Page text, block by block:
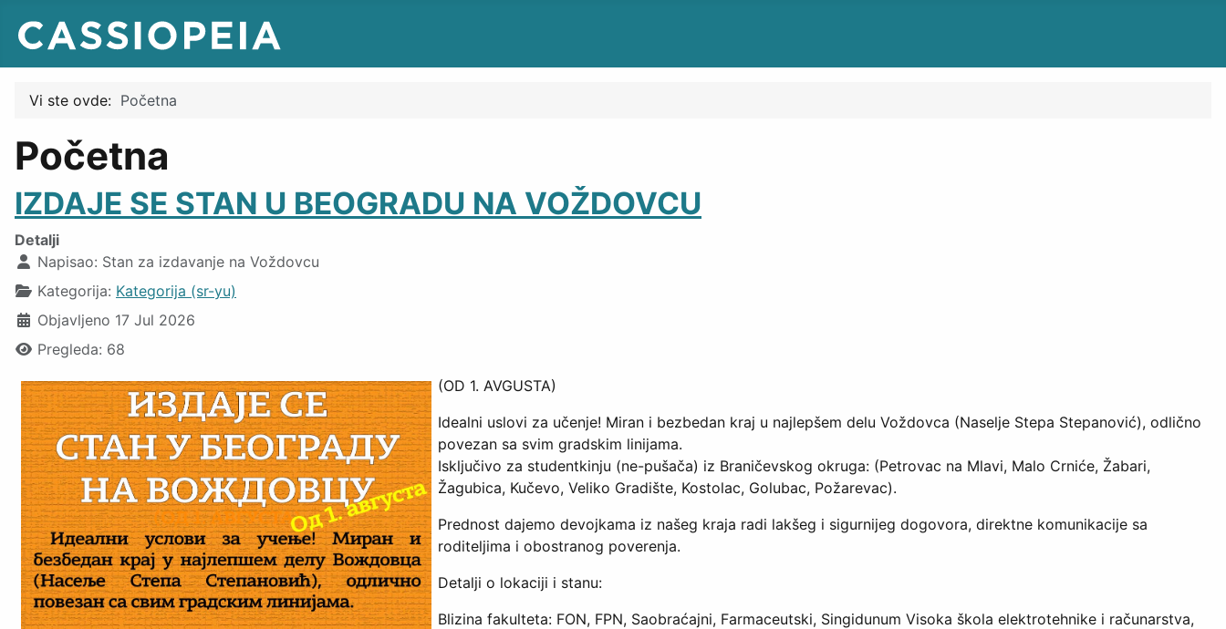
Vi ste ovde: Početna
Početna
IZDAJE SE STAN U BEOGRADU NA VOŽDOVCU
Detalji
Napisao: Stan za izdavanje na Voždovcu
Kategorija: Kategorija (sr-yu)
Objavljeno 17 Jul 2026
Pregleda: 68
(OD 1. AVGUSTA)
Idealni uslovi za učenje! Miran i bezbedan kraj u najlepšem delu Voždovca (Naselje Stepa Stepanović), odlično
povezan sa svim gradskim linijama.
Isključivo za studentkinju (ne-pušača) iz Braničevskog okruga: (Petrovac na Mlavi, Malo Crniće, Žabari,
Žagubica, Kučevo, Veliko Gradište, Kostolac, Golubac, Požarevac).
Prednost dajemo devojkama iz našeg kraja radi lakšeg i sigurnijeg dogovora, direktne komunikacije sa
roditeljima i obostranog poverenja.
Detalji o lokaciji i stanu:
Blizina fakulteta: FON, FPN, Saobraćajni, Farmaceutski, Singidunum Visoka škola elektrotehnike i računarstva,